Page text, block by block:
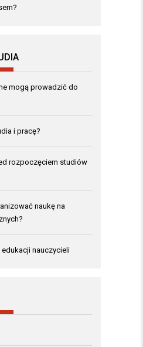
mogą prowadzić do
i pracę?
rozpoczęciem studiów
naukę na
nauczycieli